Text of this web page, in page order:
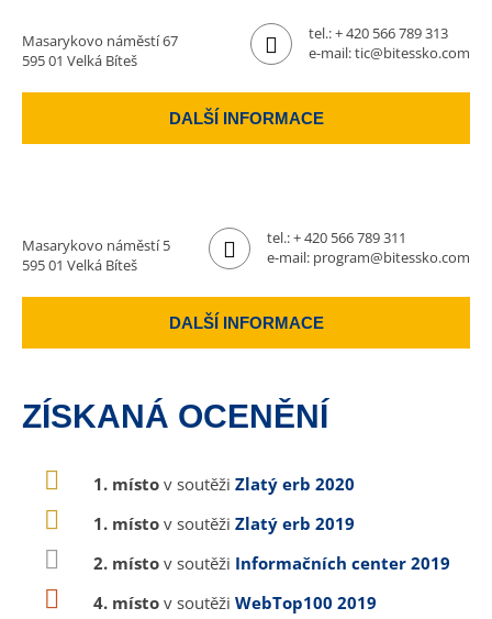
Masarykovo náměstí 67
595 01 Velká Bíteš
tel.:+ 420 566 789 313
e-mail:tic@bitessko.com
DALŠÍ INFORMACE
Masarykovo náměstí 5
595 01 Velká Bíteš
tel.:+ 420 566 789 311
e-mail: program@bitessko.com
DALŠÍ INFORMACE
ZÍSKANÁ OCENĚNÍ
1. místo v soutěži Zlatý erb 2020
1. místo v soutěži Zlatý erb 2019
2. místo v soutěži Informačních center 2019
4. místo v soutěži WebTop100 2019